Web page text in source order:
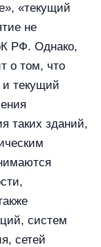
«текущий
не
РФ. Однако,
о том, что
и текущий
таких зданий,
систем
сетей